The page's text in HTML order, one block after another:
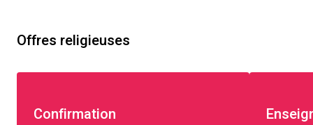
Offres religieuses
Confirmation